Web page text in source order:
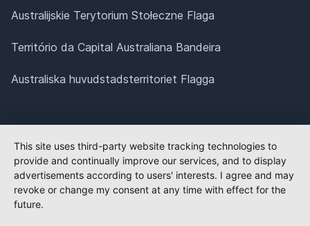
Australijskie Terytorium Stołeczne Flaga
Território da Capital Australiana Bandeira
Australiska huvudstadsterritoriet Flagga
This site uses third-party website tracking technologies to
provide and continually improve our services, and to display
advertisements according to users' interests. I agree and may
revoke or change my consent at any time with effect for the
future.